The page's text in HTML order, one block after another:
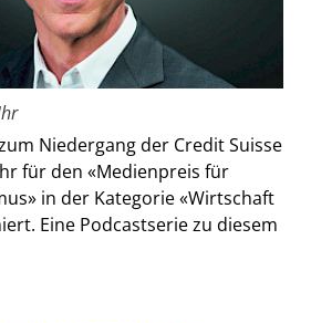
Niedergang der Credit Suisse
für den «Medienpreis für
in der Kategorie «Wirtschaft
Eine Podcastserie zu diesem